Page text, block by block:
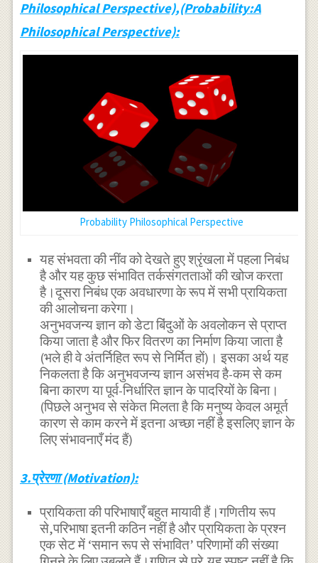
Philosophical Perspective),(Probability:A
Philosophical Perspective):
Probability Philosophical Perspective
यह संभवता की नींव को देखते हुए श्रृंखला में पहला निबंध
है और यह कुछ संभावित तर्कसंगतताओं की खोज करता
है।दूसरा निबंध एक अवधारणा के रूप में सभी प्रायिकता
की आलोचना करेगा।
अनुभवजन्य ज्ञान को डेटा बिंदुओं के अवलोकन से प्राप्त
किया जाता है और फिर वितरण का निर्माण किया जाता है
(भले ही वे अंतर्निहित रूप से निर्मित हों)। इसका अर्थ यह
निकलता है कि अनुभवजन्य ज्ञान असंभव है-कम से कम
बिना कारण या पूर्व-निर्धारित ज्ञान के पादरियों के बिना।
(पिछले अनुभव से संकेत मिलता है कि मनुष्य केवल अमूर्त
कारण से काम करने में इतना अच्छा नहीं है इसलिए ज्ञान के
लिए संभावनाएँ मंद हैं)
3.प्रेरणा (Motivation):
प्रायिकता की परिभाषाएँ बहुत मायावी हैं।गणितीय रूप
से,परिभाषा इतनी कठिन नहीं है और प्रायिकता के प्रश्न
एक सेट में ‘समान रूप से संभावित’ परिणामों की संख्या